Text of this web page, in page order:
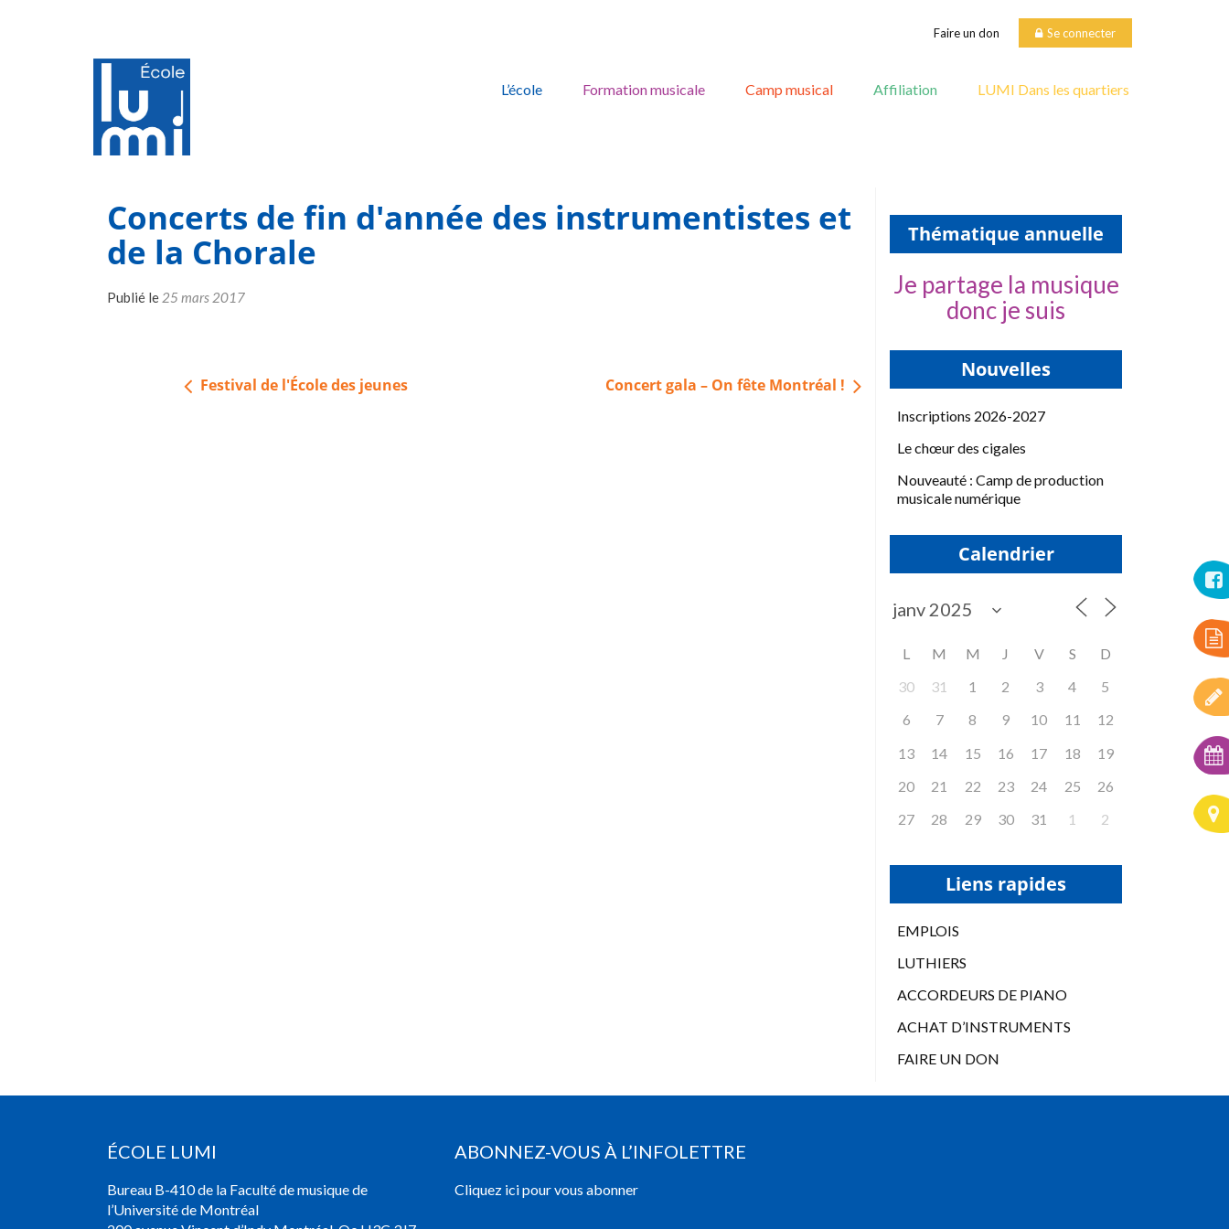
Faire un don Se connecter
content
L’école Formation musicale Camp musical Affiliation LUMI Dans les quartiers
Concerts de fin d'année des instrumentistes et
de la Chorale
Publié le 25 mars 2017
NavigationFestival de l'École des jeunes Concert gala – On fête Montréal !
Thématique annuelle
Je partage la musique
donc je suis
Nouvelles
Inscriptions 2026-2027
Le chœur des cigales
Nouveauté : Camp de production
musicale numérique
Calendrier
L M M J V S
D
30
31 1 2 3 4
5
6
7 8 9 10 11
12
13
14 15 16 17 18
19
20
21 22 23 24 25
26
27
28 29 30 31 1 2
Liens rapides
EMPLOIS
LUTHIERS
ACCORDEURS DE PIANO
ACHAT D’INSTRUMENTS
FAIRE UN DON
ÉCOLE LUMI
Bureau B-410 de la Faculté de musique de
l’Université de Montréal
ABONNEZ-VOUS À L’INFOLETTRE
Cliquez ici pour vous abonner